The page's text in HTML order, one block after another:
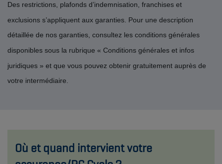
Des restrictions, plafonds d’indemnisation, franchises et
exclusions s’appliquent aux garanties. Pour une description
détaillée de nos garanties, consultez les conditions générales
disponibles sous la rubrique « Conditions générales et infos
juridiques » et que vous pouvez obtenir gratuitement auprès de
votre intermédiaire.
Où et quand intervient votre